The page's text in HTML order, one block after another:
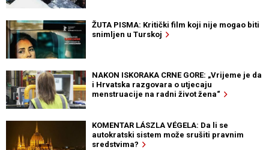
ŽUTA PISMA: Kritički film koji nije mogao biti
snimljen u Turskoj
NAKON ISKORAKA CRNE GORE: „Vrijeme je da
i Hrvatska razgovara o utjecaju
menstruacije na radni život žena“
KOMENTAR LÁSZLA VÉGELA: Da li se
autokratski sistem može srušiti pravnim
sredstvima?